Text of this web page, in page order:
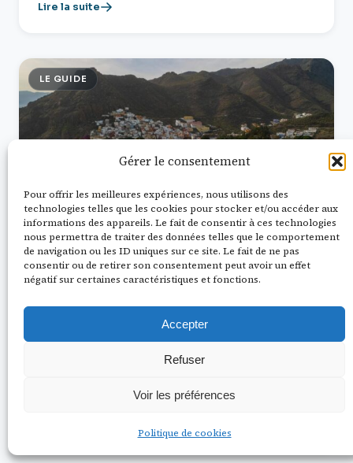
Gérer le consentement
Pour offrir les meilleures expériences, nous utilisons des
technologies telles que les cookies pour stocker et/ou accéder aux
informations des appareils. Le fait de consentir à ces technologies
nous permettra de traiter des données telles que le comportement
de navigation ou les ID uniques sur ce site. Le fait de ne pas
consentir ou de retirer son consentement peut avoir un effet
négatif sur certaines caractéristiques et fonctions.
Accepter
Refuser
Voir les préférences
Politique de cookies
Lire la suite
LE GUIDE
Où partir en août : top destinations
Août 2024. Dubrovnik. 38°C à l'ombre. J'étais
personnes de croisière qui…